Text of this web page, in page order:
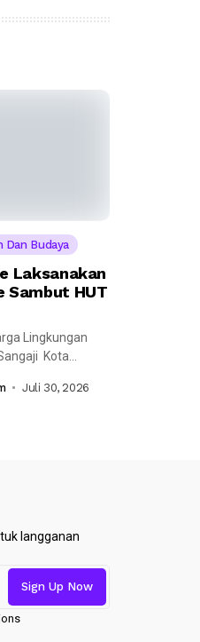
Dan Budaya
Laksanakan
Sambut HUT
Lingkungan
Kota
Juli 30, 2026
langganan